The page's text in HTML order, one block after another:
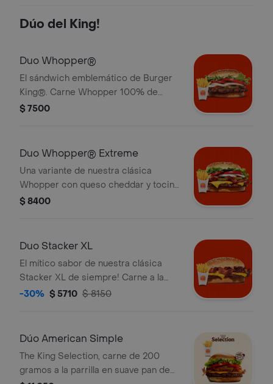
Dúo del King!
Duo Whopper®
El sándwich emblemático de Burger
King®. Carne Whopper 100% de
vacuno a la parrilla, jugosos tomates,
cebolla. ¡Tu Sándwich incluye papas
fritas grande!
$ 7500
Duo Whopper® Extreme
Una variante de nuestra clásica
Whopper con queso cheddar y tocino
que lleva al placer. ¡Tu Duo incluye
$ 8400
Duo Stacker XL
El mítico sabor de nuestra clásica
Stacker XL de siempre! Carne a la
parrilla, sabroso tocino, queso
-30% $ 5710 $ 8150
Dúo American Simple
The King Selection, carne de 200
gramos a la parrilla en suave pan de